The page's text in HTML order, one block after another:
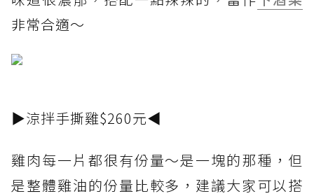
非常合適～
▶涼拌手撕雞$260元◀
雞肉每一片都很有份量～是一塊的那種，但
是整體雞油的份量比較多，建議大家可以搭